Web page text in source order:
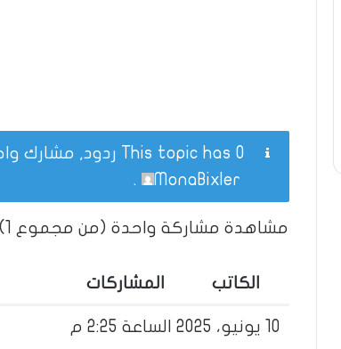
This topic has 0 ردود, مشارك واحد, and was last updated
MonaBixler
.
مشاهدة مشاركة واحدة (من مجموع 1)
الكاتب المشاركات
10 يونيو، 2025 الساعة 2:25 م